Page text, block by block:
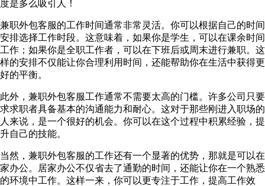
度是多么吸引人！
兼职外包客服的工作时间通常非常灵活。你可以根据自己的时间
安排选择工作时段。这意味着，如果你是学生，可以在课余时间
工作；如果你是全职工作者，可以在下班后或周末进行兼职。这
样的安排不仅能让你合理利用时间，还能帮助你在生活中获得更
好的平衡。
此外，兼职外包客服工作通常不需要太高的门槛。许多公司只要
求求职者具备基本的沟通能力和耐心。这对于那些刚进入职场的
人来说，是一个很好的机会。你可以在这个过程中积累经验，提
升自己的技能。
当然，兼职外包客服的工作还有一个显著的优势，那就是可以在
家办公。居家办公不仅省去了通勤的时间，还能让你在一个熟悉
的环境中工作。这样一来，你可以更专注于工作，提高工作效